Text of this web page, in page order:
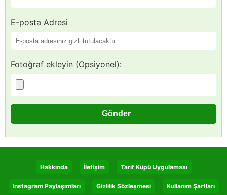
E-posta Adresi
Fotoğraf ekleyin (Opsiyonel):
Hakkında İletişim Tarif Küpü Uygulaması
Instagram Paylaşımları Gizlilik Sözleşmesi Kullanım Şartları